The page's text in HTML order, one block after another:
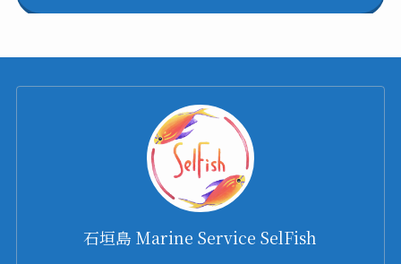
石垣島 Marine Service SelFish